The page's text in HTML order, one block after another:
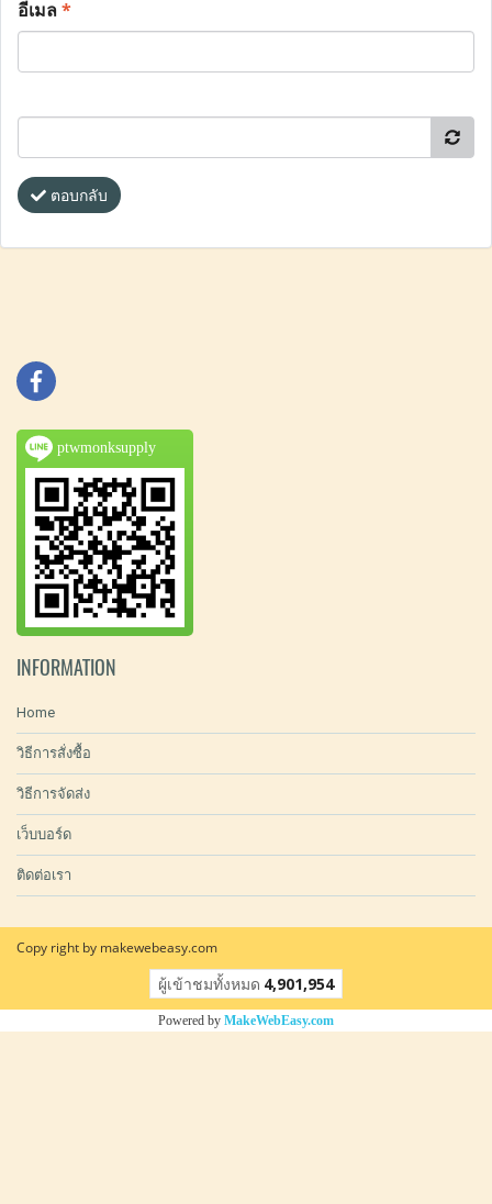
อีเมล*
ตอบกลับ
ptwmonksupply
INFORMATION
Home
วิธีการสั่งซื้อ
วิธีการจัดส่ง
เว็บบอร์ด
ติดต่อเรา
Copy right by makewebeasy.com
ผู้เข้าชมทั้งหมด 4,901,954
Powered by MakeWebEasy.com